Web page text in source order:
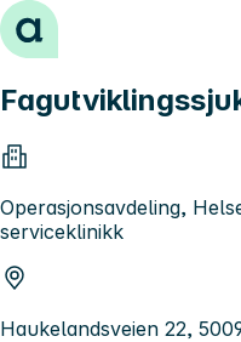
Hopp til innhold
Operasjonsavdeling,
serviceklinikk
Haukelandsveien 22,